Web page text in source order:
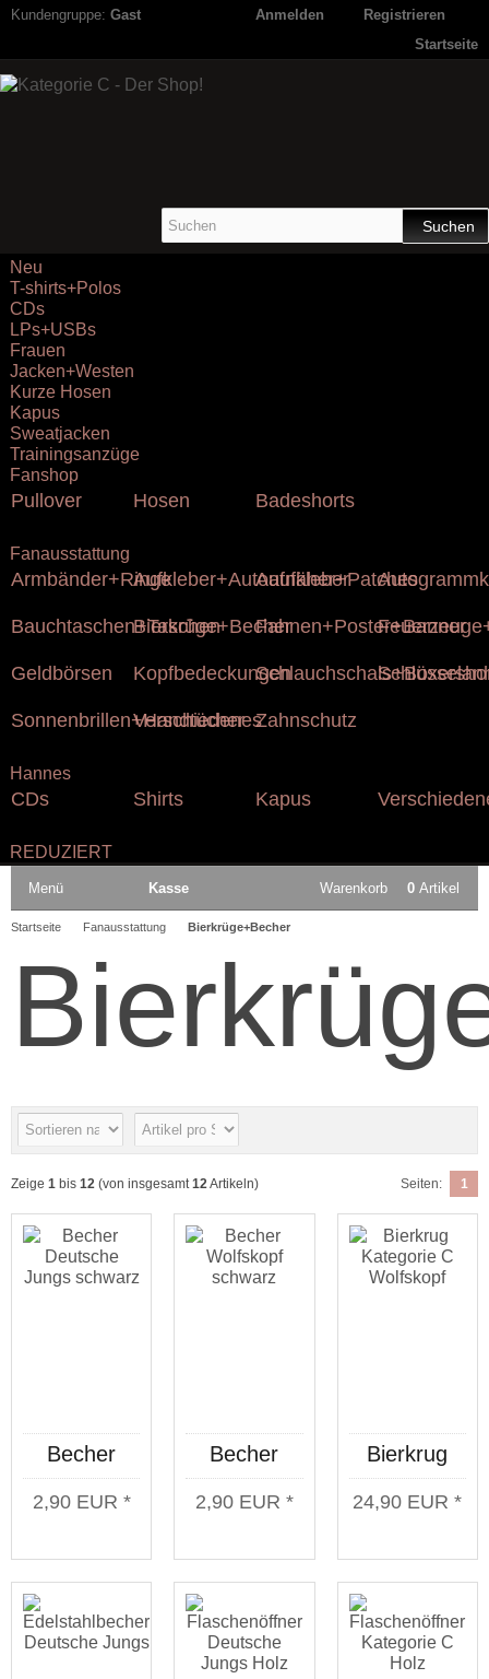
Kundengruppe: Gast Registrieren
Anmelden
Startseite
Suchen
Neu
T-shirts+Polos
CDs
LPs+USBs
Frauen
Jacken+Westen
Kurze Hosen
Kapus
Sweatjacken
Trainingsanzüge
Fanshop
Pullover Hosen Badeshorts
Fanausstattung
Armbänder+RingeAufkleber+Autoaufkleber
Aufnäher+Patches
Bauchtaschen+Taschen
Bierkrüge+BecherFahnen+Poster+Banner
Geldbörsen Kopfbedeckungen
Sonnenbrillen+Handtücher
VerschiedenesZahnschutz
Hannes
CDs Shirts Kapus
REDUZIERT
Menü Kasse Warenkorb 0 Artikel
Startseite Fanausstattung Bierkrüge+Becher
Zeige 1 bis 12 (von insgesamt12Artikeln) Seiten: 1
Becher
Deutsche
Jungs
2,90 EUR *
Becher
Wolfskopf
schwarz
2,90 EUR *
Bierkrug
Kategorie C
Wolfskopf
24,90 EUR *